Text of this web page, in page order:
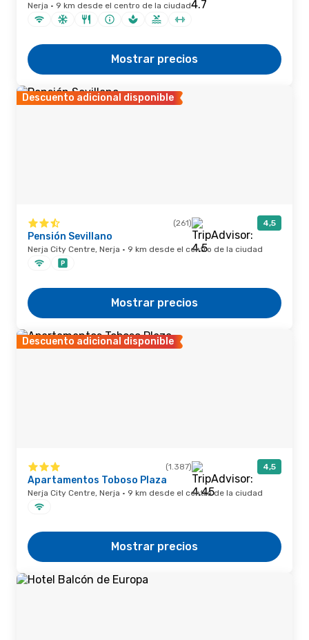
Nerja · 9 km desde el centro de la ciudad
Mostrar precios
Descuento adicional disponible
(261) 4,5
Pensión Sevillano
Nerja City Centre, Nerja · 9 km desde el centro de la ciudad
Mostrar precios
Descuento adicional disponible
(1.387) 4,5
Apartamentos Toboso Plaza
Nerja City Centre, Nerja · 9 km desde el centro de la ciudad
Mostrar precios